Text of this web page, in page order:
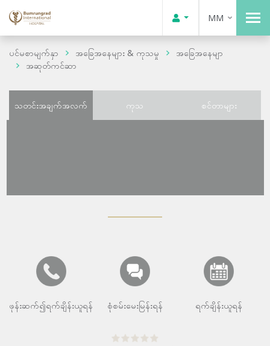
MM
ပင်မစာမျက်နှာ အခြေအနေများ & ကုသမှု
အခြေအနေမျာ
အဆုတ်ကင်ဆာ
သတင်းအချက်အလက် ကုသ စင်တာများ
ဖုန်းဆက်၍ရက်ချိန်းယူရန် စုံစမ်းမေးမြန်းရန် ရက်ချိန်းယူရန်